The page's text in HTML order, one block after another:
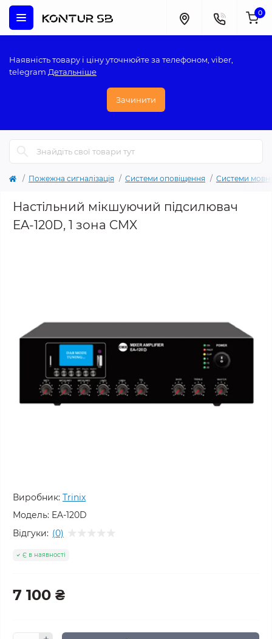
Наявність товару і ціну уточнюйте за телефоном, viber,
telegram Детальніше
Зачинити
0
Пожежна сигналізація Системи оповіщення Системи
Настільний мікшуючий підсилювач
EA-120D, 1 зона CMX
Виробник: Trinix
Модель: EA-120D
Відгуки: (0)
Є в наявності
7 100 ₴